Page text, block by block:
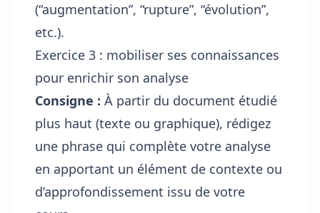
(“augmentation”, “rupture”, “évolution”,
etc.).
Exercice 3 : mobiliser ses connaissances
pour enrichir son analyse
Consigne : À partir du document étudié
plus haut (texte ou graphique), rédigez
une phrase qui complète votre analyse
en apportant un élément de contexte ou
d’approfondissement issu de votre